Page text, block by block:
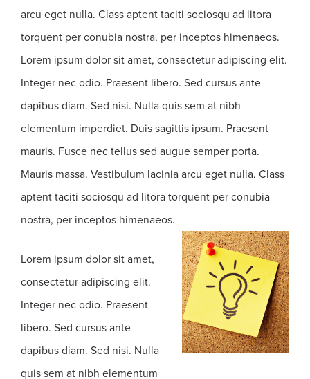
arcu eget nulla. Class aptent taciti sociosqu ad litora
torquent per conubia nostra, per inceptos himenaeos.
Lorem ipsum dolor sit amet, consectetur adipiscing elit.
Integer nec odio. Praesent libero. Sed cursus ante
dapibus diam. Sed nisi. Nulla quis sem at nibh
elementum imperdiet. Duis sagittis ipsum. Praesent
mauris. Fusce nec tellus sed augue semper porta.
Mauris massa. Vestibulum lacinia arcu eget nulla. Class
aptent taciti sociosqu ad litora torquent per conubia
nostra, per inceptos himenaeos.
Lorem ipsum dolor sit amet,
consectetur adipiscing elit.
Integer nec odio. Praesent
libero. Sed cursus ante
dapibus diam. Sed nisi. Nulla
quis sem at nibh elementum